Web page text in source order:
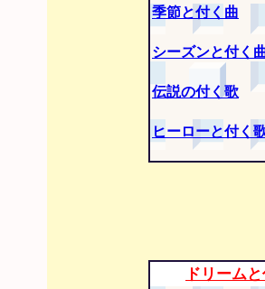
季節と付く曲
シーズンと付く
伝説の付く歌
ヒーローと付く
ドリーム